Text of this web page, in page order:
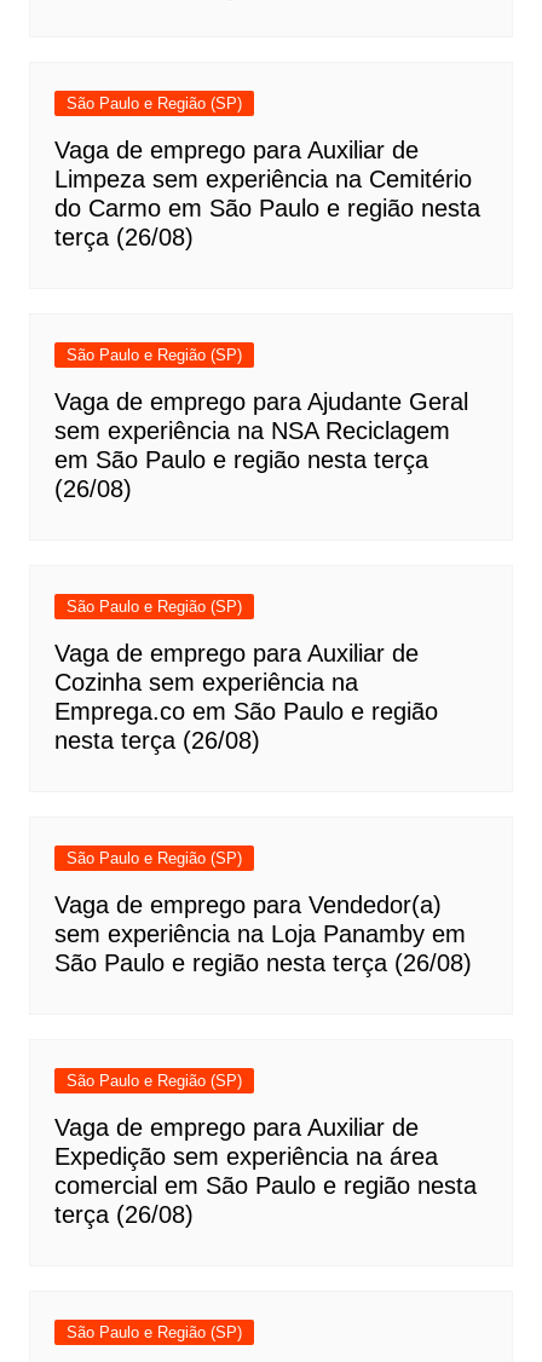
São Paulo e Região (SP)
Vaga de emprego para Auxiliar de
Limpeza sem experiência na Cemitério
do Carmo em São Paulo e região nesta
terça (26/08)
São Paulo e Região (SP)
Vaga de emprego para Ajudante Geral
sem experiência na NSA Reciclagem
em São Paulo e região nesta terça
(26/08)
São Paulo e Região (SP)
Vaga de emprego para Auxiliar de
Cozinha sem experiência na
Emprega.co em São Paulo e região
nesta terça (26/08)
São Paulo e Região (SP)
Vaga de emprego para Vendedor(a)
sem experiência na Loja Panamby em
São Paulo e região nesta terça (26/08)
São Paulo e Região (SP)
Vaga de emprego para Auxiliar de
Expedição sem experiência na área
comercial em São Paulo e região nesta
terça (26/08)
São Paulo e Região (SP)